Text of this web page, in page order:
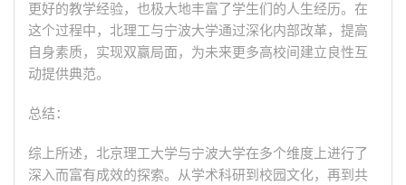
更好的教学经验，也极大地丰富了学生们的人生经历。在
这个过程中，北理工与宁波大学通过深化内部改革，提高
自身素质，实现双赢局面，为未来更多高校间建立良性互
动提供典范。
总结：
综上所述，北京理工大学与宁波大学在多个维度上进行了
深入而富有成效的探索。从学术科研到校园文化，再到共